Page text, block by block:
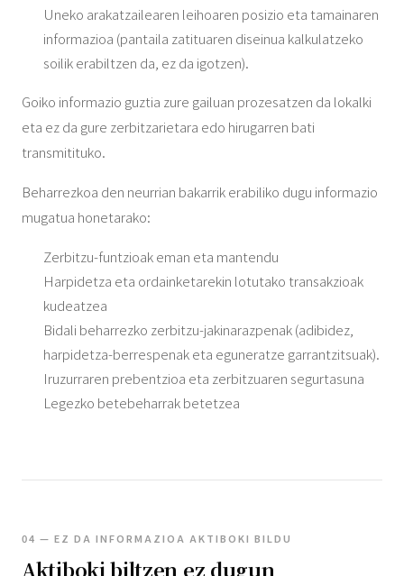
Uneko arakatzailearen leihoaren posizio eta tamainaren
informazioa (pantaila zatituaren diseinua kalkulatzeko
soilik erabiltzen da, ez da igotzen).
Goiko informazio guztia zure gailuan prozesatzen da lokalki
eta ez da gure zerbitzarietara edo hirugarren bati
transmitituko.
Beharrezkoa den neurrian bakarrik erabiliko dugu informazio
mugatua honetarako:
Zerbitzu-funtzioak eman eta mantendu
Harpidetza eta ordainketarekin lotutako transakzioak
kudeatzea
Bidali beharrezko zerbitzu-jakinarazpenak (adibidez,
harpidetza-berrespenak eta eguneratze garrantzitsuak).
Iruzurraren prebentzioa eta zerbitzuaren segurtasuna
Legezko betebeharrak betetzea
04 — EZ DA INFORMAZIOA AKTIBOKI BILDU
Aktiboki biltzen ez dugun